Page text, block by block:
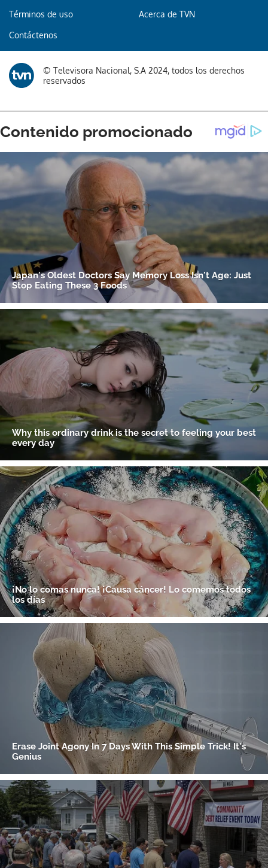
Términos de uso Acerca de TVN
Contáctenos
© Televisora Nacional, S.A 2024, todos los derechos
reservados